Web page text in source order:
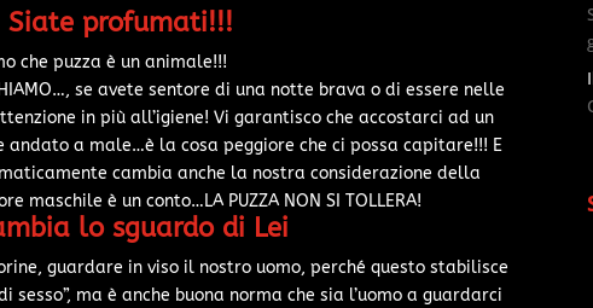
profumati!!!
che puzza è un animale!!!
se avete sentore di una notte brava o di essere nelle
in più all’igiene! Vi garantisco che accostarci ad un
andato a male…è la cosa peggiore che ci possa capitare!!! E
cambia anche la nostra considerazione della
maschile è un conto…LA PUZZA NON SI TOLLERA!
lo sguardo di Lei
guardare in viso il nostro uomo, perché questo stabilisce
ma è anche buona norma che sia l’uomo a guardarci